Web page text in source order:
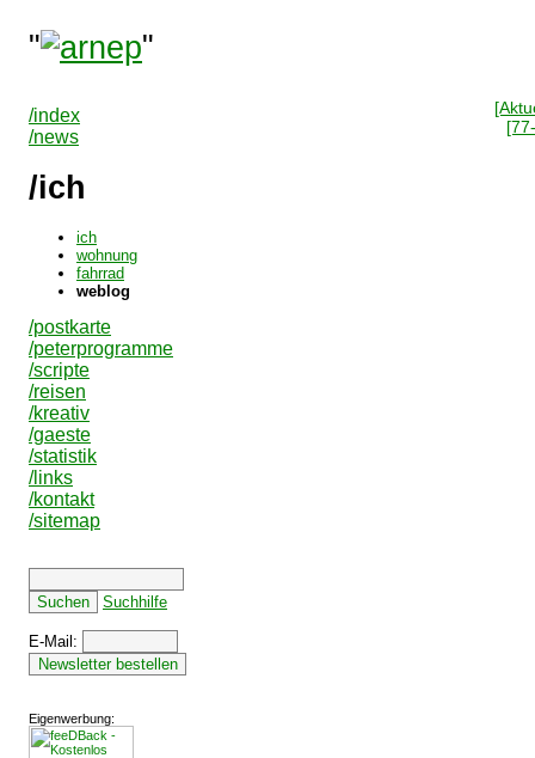
" "
/index
/news
/ich
ich
wohnung
fahrrad
weblog
/postkarte
/peterprogramme
/scripte
/reisen
/kreativ
/gaeste
/statistik
/links
/kontakt
/sitemap
Suchhilfe
E-Mail:
Eigenwerbung: